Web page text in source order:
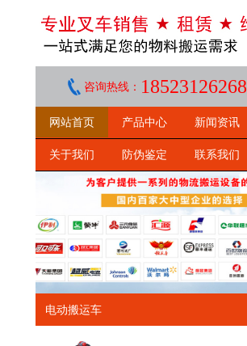
咨询热线： 18523126268
网站首页 产品中心 新闻资讯
关于我们 防伪鉴定 联系我们
电动搬运车